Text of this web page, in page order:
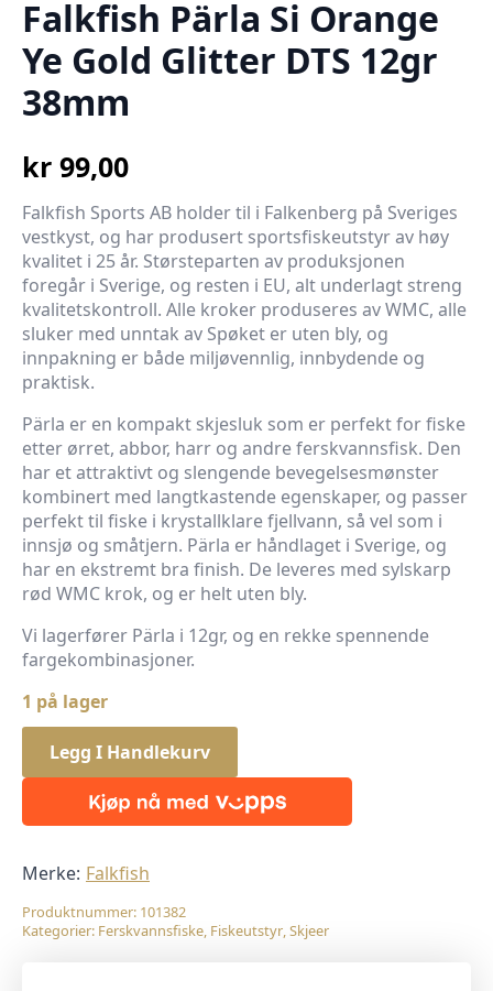
Falkfish Pärla Si Orange
Ye Gold Glitter DTS 12gr
38mm
kr 99,00
Falkfish Sports AB holder til i Falkenberg på Sveriges
vestkyst, og har produsert sportsfiskeutstyr av høy
kvalitet i 25 år. Størsteparten av produksjonen
foregår i Sverige, og resten i EU, alt underlagt streng
kvalitetskontroll. Alle kroker produseres av WMC, alle
sluker med unntak av Spøket er uten bly, og
innpakning er både miljøvennlig, innbydende og
praktisk.
Pärla er en kompakt skjesluk som er perfekt for fiske
etter ørret, abbor, harr og andre ferskvannsfisk. Den
har et attraktivt og slengende bevegelsesmønster
kombinert med langtkastende egenskaper, og passer
perfekt til fiske i krystallklare fjellvann, så vel som i
innsjø og småtjern. Pärla er håndlaget i Sverige, og
har en ekstremt bra finish. De leveres med sylskarp
rød WMC krok, og er helt uten bly.
Vi lagerfører Pärla i 12gr, og en rekke spennende
fargekombinasjoner.
1 på lager
Legg I Handlekurv
Merke: Falkfish
Produktnummer: 101382
Kategorier: Ferskvannsfiske, Fiskeutstyr,Skjeer